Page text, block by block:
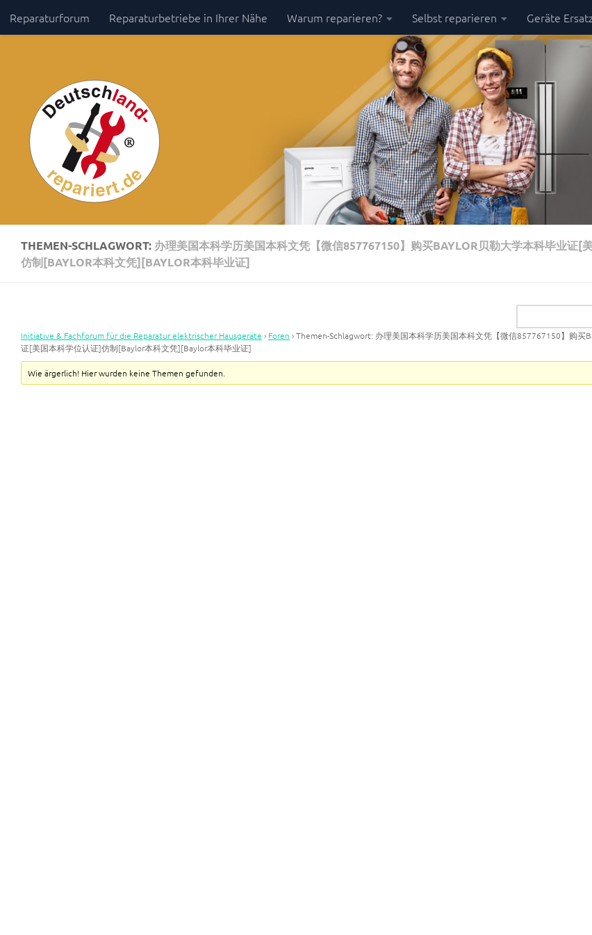
Zum Inhalt springen
Reparaturforum Reparaturbetriebe in Ihrer Nähe Warum reparieren? Selbst reparieren Geräte
THEMEN-SCHLAGWORT: 办理美国本科学历美国本科文凭【微信857767150】购买BAYLOR贝勒大学本科毕业证[
仿制[BAYLOR本科文凭][BAYLOR本科毕业证]
Initiative & Fachforum für die Reparatur elektrischer Hausgeräte › Foren ›Themen-Schlagwort: 办理美国本科学历美国本科文凭【微信857767150】购买
证[美国本科学位认证]仿制[Baylor本科文凭][Baylor本科毕业证]
Wie ärgerlich! Hier wurden keine Themen gefunden.